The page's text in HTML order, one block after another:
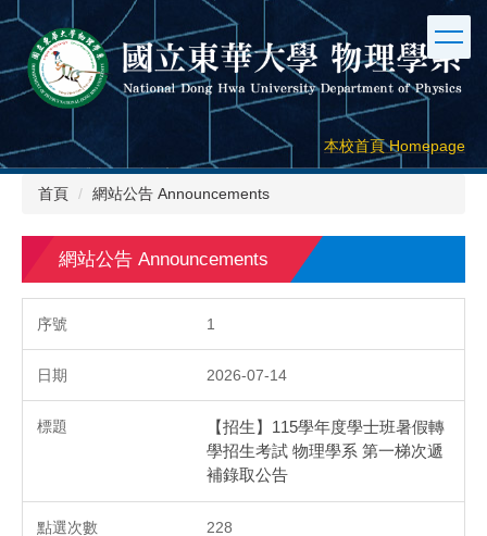
跳
要
區
本校首頁 Homepage
首頁 網站公告 Announcements
網站公告 Announcements
1
2026-07-14
【招生】115學年度學士班暑假轉
學招生考試 物理學系 第一梯次遞
補錄取公告
228